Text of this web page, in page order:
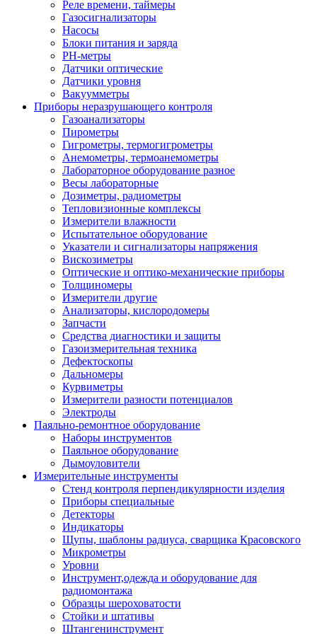
Реле времени, таймеры
Газосигнализаторы
Насосы
Блоки питания и заряда
PH-метры
Датчики оптические
Датчики уровня
Вакуумметры
Приборы неразрушающего контроля
Газоанализаторы
Пирометры
Гигрометры, термогигрометры
Анемометры, термоанемометры
Лабораторное оборудование разное
Весы лабораторные
Дозиметры, радиометры
Тепловизионные комплексы
Измерители влажности
Испытательное оборудование
Указатели и сигнализаторы напряжения
Вискозиметры
Оптические и оптико-механические приборы
Толщиномеры
Измерители другие
Анализаторы, кислородомеры
Запчасти
Средства диагностики и защиты
Газоизмерительная техника
Дефектоскопы
Дальномеры
Курвиметры
Измерители разности потенциалов
Электроды
Паяльно-ремонтное оборудование
Наборы инструментов
Паяльное оборудование
Дымоуловители
Измерительные инструменты
Стенд контроля перпендикулярности изделия
Приборы специальные
Детекторы
Индикаторы
Щупы, шаблоны радиуса, сварщика Красовского
Микрометры
Уровни
Инструмент,одежда и оборудование для
радиомонтажа
Образцы шероховатости
Стойки и штативы
Штангенинструмент